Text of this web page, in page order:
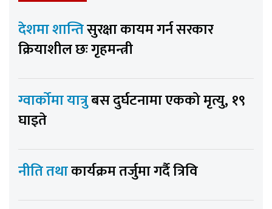
देशमा शान्तिसुरक्षा कायम गर्न सरकार
क्रियाशील छः गृहमन्त्री
ग्वार्कोमा यात्रुबस दुर्घटनामा एकको मृत्यु, १९
घाइते
नीति तथाकार्यक्रम तर्जुमा गर्दै त्रिवि